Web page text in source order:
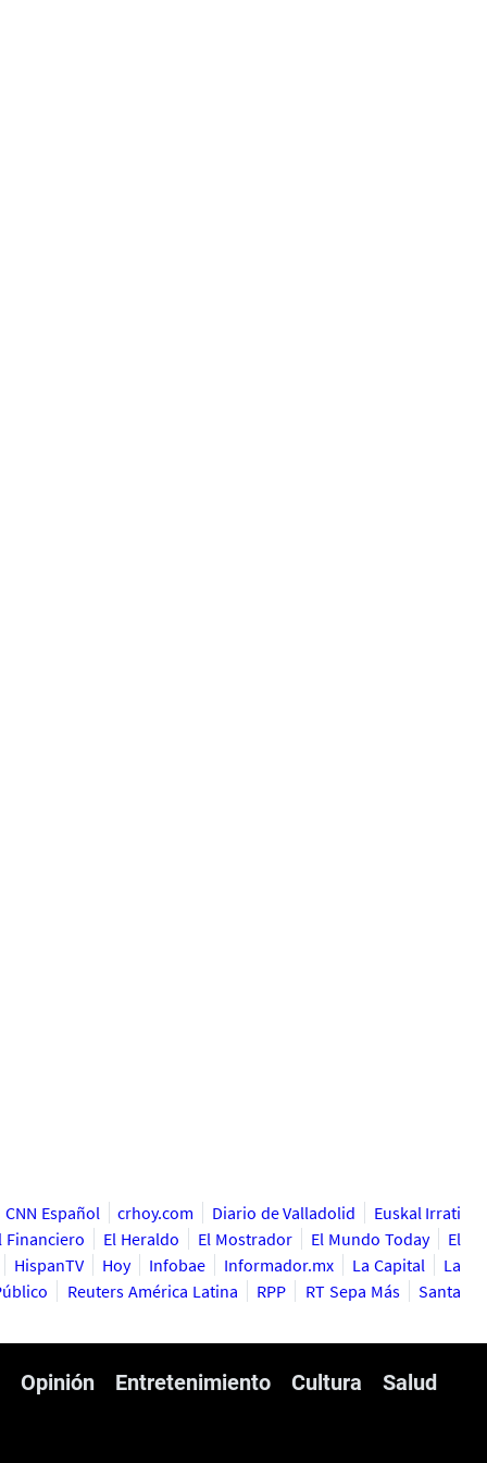
CNN Español crhoy.com Diario de Valladolid
Euskal Irrati
Financiero
El Heraldo El Mostrador El Mundo Today
El
HispanTV
Hoy Infobae Informador.mx La Capital
La
Reuters América Latina RPP RT Sepa Más Santa
Opinión Entretenimiento Cultura Salud